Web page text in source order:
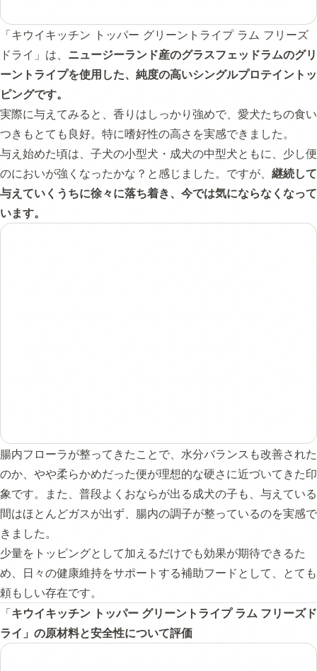
「キウイキッチン トッパー グリーントライプ ラム フリーズ
ドライ」は、 ニュージーランド産のグラスフェッドラムのグリ
ーントライプを使用した、純度の高いシングルプロテイントッ
ピングです。
実際に与えてみると、香りはしっかり強めで、愛犬たちの食い
つきもとても良好。特に嗜好性の高さを実感できました。
与え始めた頃は、子犬の小型犬・成犬の中型犬ともに、少し便
のにおいが強くなったかな？と感じました。ですが、 継続して
与えていくうちに徐々に落ち着き、今では気にならなくなって
います。
腸内フローラが整ってきたことで、水分バランスも改善された
のか、やや柔らかめだった便が理想的な硬さに近づいてきた印
象です。また、普段よくおならが出る成犬の子も、与えている
間はほとんどガスが出ず、腸内の調子が整っているのを実感で
きました。
少量をトッピングとして加えるだけでも効果が期待できるた
め、日々の健康維持をサポートする補助フードとして、とても
頼もしい存在です。
「キウイキッチン トッパー グリーントライプ ラム フリーズド
ライ」の原材料と安全性について評価